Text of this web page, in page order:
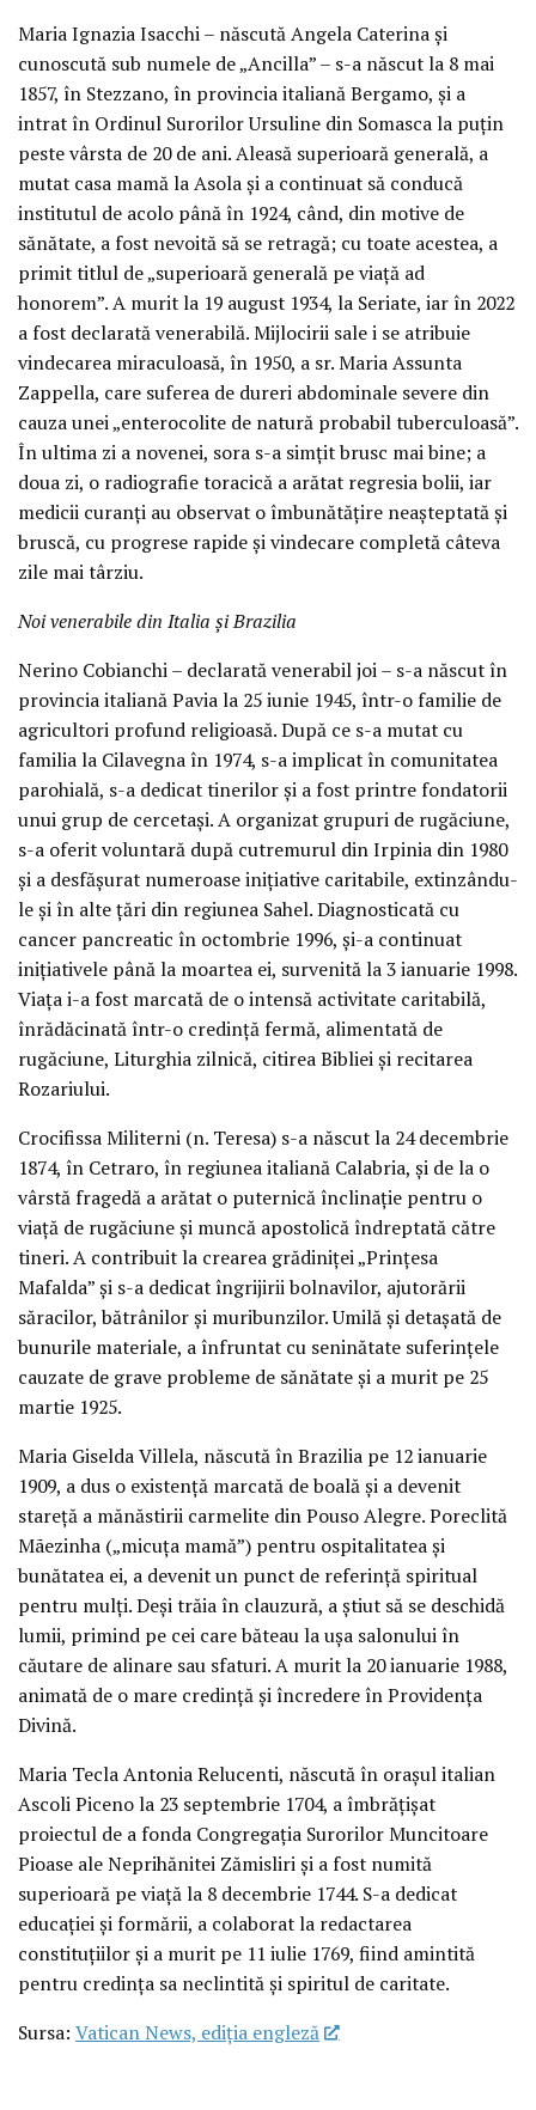
Maria Ignazia Isacchi – născută Angela Caterina și
cunoscută sub numele de „Ancilla” – s-a născut la 8 mai
1857, în Stezzano, în provincia italiană Bergamo, și a
intrat în Ordinul Surorilor Ursuline din Somasca la puțin
peste vârsta de 20 de ani. Aleasă superioară generală, a
mutat casa mamă la Asola și a continuat să conducă
institutul de acolo până în 1924, când, din motive de
sănătate, a fost nevoită să se retragă; cu toate acestea, a
primit titlul de „superioară generală pe viață ad
honorem”. A murit la 19 august 1934, la Seriate, iar în 2022
a fost declarată venerabilă. Mijlocirii sale i se atribuie
vindecarea miraculoasă, în 1950, a sr. Maria Assunta
Zappella, care suferea de dureri abdominale severe din
cauza unei „enterocolite de natură probabil tuberculoasă”.
În ultima zi a novenei, sora s-a simțit brusc mai bine; a
doua zi, o radiografie toracică a arătat regresia bolii, iar
medicii curanți au observat o îmbunătățire neașteptată și
bruscă, cu progrese rapide și vindecare completă câteva
zile mai târziu.
Noi venerabile din Italia și Brazilia
Nerino Cobianchi – declarată venerabil joi – s-a născut în
provincia italiană Pavia la 25 iunie 1945, într-o familie de
agricultori profund religioasă. După ce s-a mutat cu
familia la Cilavegna în 1974, s-a implicat în comunitatea
parohială, s-a dedicat tinerilor și a fost printre fondatorii
unui grup de cercetași. A organizat grupuri de rugăciune,
s-a oferit voluntară după cutremurul din Irpinia din 1980
și a desfășurat numeroase inițiative caritabile, extinzându-
le și în alte țări din regiunea Sahel. Diagnosticată cu
cancer pancreatic în octombrie 1996, și-a continuat
inițiativele până la moartea ei, survenită la 3 ianuarie 1998.
Viața i-a fost marcată de o intensă activitate caritabilă,
înrădăcinată într-o credință fermă, alimentată de
rugăciune, Liturghia zilnică, citirea Bibliei și recitarea
Rozariului.
Crocifissa Militerni (n. Teresa) s-a născut la 24 decembrie
1874, în Cetraro, în regiunea italiană Calabria, și de la o
vârstă fragedă a arătat o puternică înclinație pentru o
viață de rugăciune și muncă apostolică îndreptată către
tineri. A contribuit la crearea grădiniței „Prințesa
Mafalda” și s-a dedicat îngrijirii bolnavilor, ajutorării
săracilor, bătrânilor și muribunzilor. Umilă și detașată de
bunurile materiale, a înfruntat cu seninătate suferințele
cauzate de grave probleme de sănătate și a murit pe 25
martie 1925.
Maria Giselda Villela, născută în Brazilia pe 12 ianuarie
1909, a dus o existență marcată de boală și a devenit
stareță a mănăstirii carmelite din Pouso Alegre. Poreclită
Mãezinha („micuța mamă”) pentru ospitalitatea și
bunătatea ei, a devenit un punct de referință spiritual
pentru mulți. Deși trăia în clauzură, a știut să se deschidă
lumii, primind pe cei care băteau la ușa salonului în
căutare de alinare sau sfaturi. A murit la 20 ianuarie 1988,
animată de o mare credință și încredere în Providența
Divină.
Maria Tecla Antonia Relucenti, născută în orașul italian
Ascoli Piceno la 23 septembrie 1704, a îmbrățișat
proiectul de a fonda Congregația Surorilor Muncitoare
Pioase ale Neprihănitei Zămisliri și a fost numită
superioară pe viață la 8 decembrie 1744. S-a dedicat
educației și formării, a colaborat la redactarea
constituțiilor și a murit pe 11 iulie 1769, fiind amintită
pentru credința sa neclintită și spiritul de caritate.
Sursa: Vatican News, ediția engleză